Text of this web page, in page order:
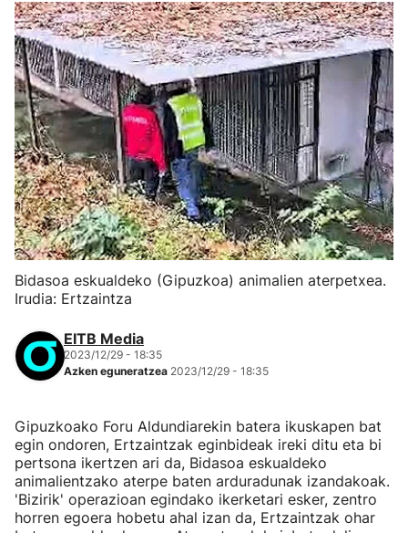
Bidasoa eskualdeko (Gipuzkoa) animalien aterpetxea.
Irudia: Ertzaintza
EITB Media
2023/12/29 - 18:35
Azken eguneratzea 2023/12/29 - 18:35
Gipuzkoako Foru Aldundiarekin batera ikuskapen bat
egin ondoren, Ertzaintzak eginbideak ireki ditu eta bi
pertsona ikertzen ari da, Bidasoa eskualdeko
animalientzako aterpe baten arduradunak izandakoak.
'Bizirik' operazioan egindako ikerketari esker, zentro
horren egoera hobetu ahal izan da, Ertzaintzak ohar